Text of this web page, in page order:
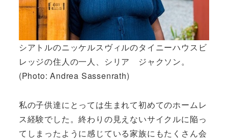
シアトルのニッケルスヴィルのタイニーハウスビ
レッジの住人の一人、シリア ジャクソン。
(Photo: Andrea Sassenrath)
私の子供達にとっては生まれて初めてのホームレ
ス経験でした。終わりの見えないサイクルに陥っ
てしまったように感じている家族にもたくさん会